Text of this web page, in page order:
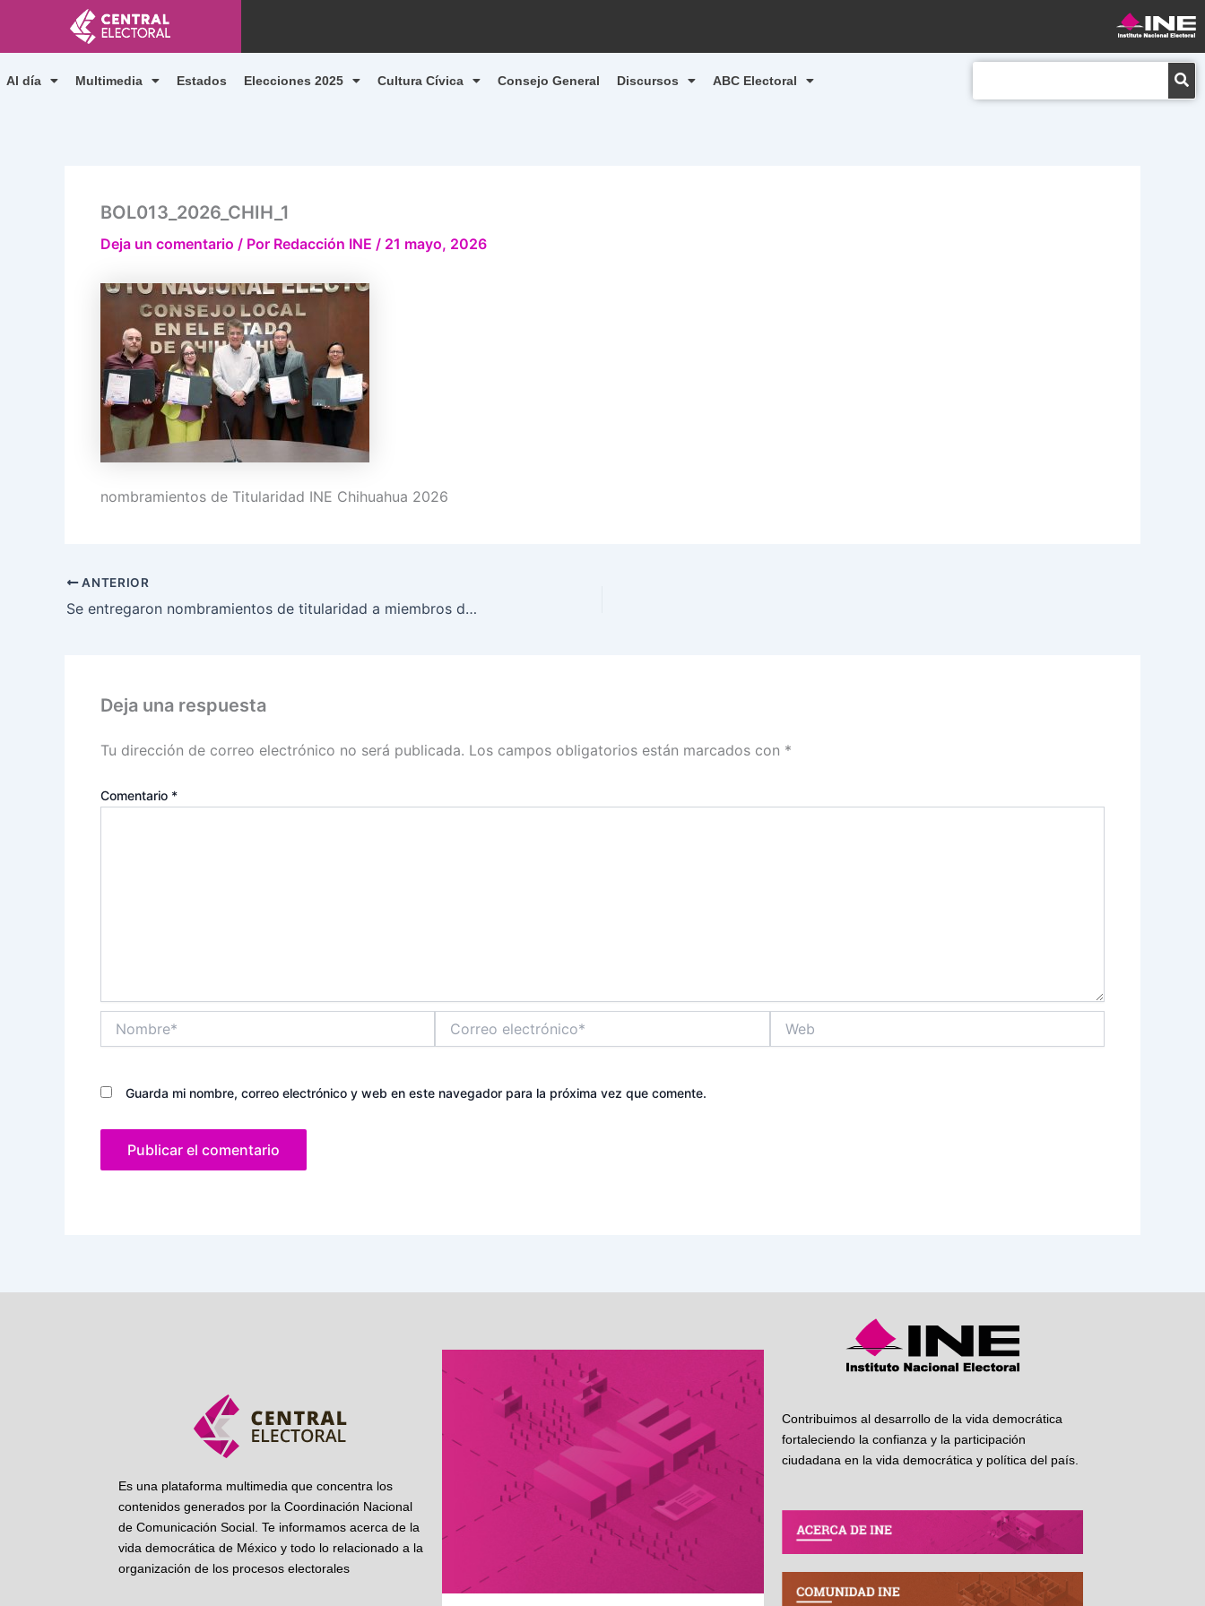
contenido
Al día Multimedia Estados Elecciones 2025 Cultura Cívica Consejo General Discursos ABC Electoral
BOL013_2026_CHIH_1
Deja un comentario / Por Redacción INE / 21 mayo, 2026
nombramientos de Titularidad INE Chihuahua 2026
ANTERIOR
Se entregaron nombramientos de titularidad a miembros del SPEN del INE en Chihuahua
Deja una respuesta
Tu dirección de correo electrónico no será publicada. Los campos obligatorios están marcados con *
Comentario *
electrónico*
Guarda mi nombre, correo electrónico y web en este navegador para la próxima vez que comente.
Es una plataforma multimedia que concentra los
contenidos generados por la Coordinación Nacional
de Comunicación Social. Te informamos acerca de la
vida democrática de México y todo lo relacionado a la
organización de los procesos electorales
Contribuimos al desarrollo de la vida democrática
fortaleciendo la confianza y la participación
ciudadana en la vida democrática y política del país.